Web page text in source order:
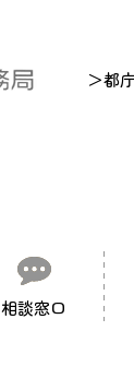
＞都
相談窓口